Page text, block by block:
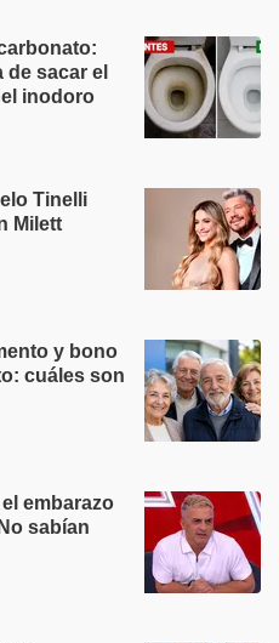
de sacar el
inodoro
Tinelli
Milett
y bono
cuáles son
embarazo
sabían